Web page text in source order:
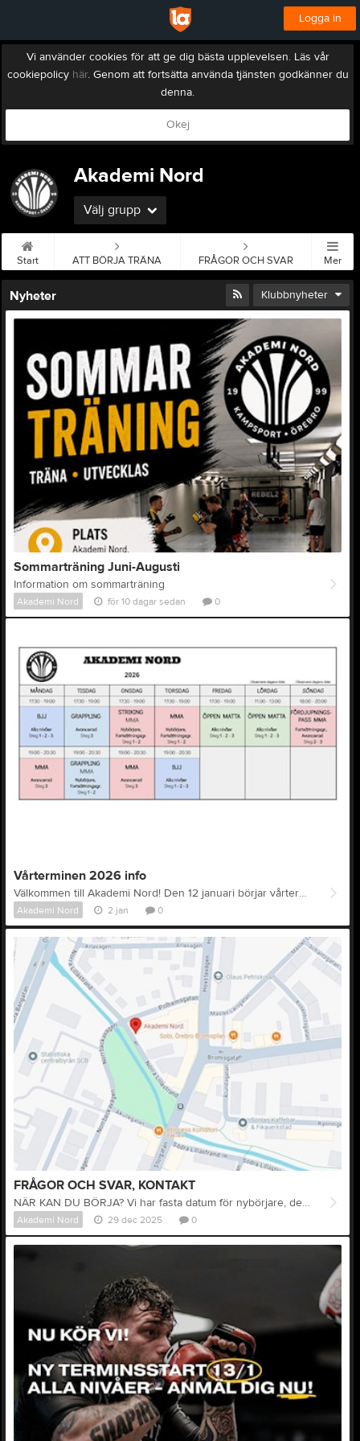
Logga in
Vi använder cookies för att ge dig bästa upplevelsen. Läs vår
cookiepolicy här. Genom att fortsätta använda tjänsten godkänner du
denna.
Okej
Akademi Nord
Välj grupp
Start ATT BÖRJA TRÄNA FRÅGOR OCH SVAR Mer
Nyheter Klubbnyheter
Sommarträning Juni-Augusti
Information om sommarträning
Akademi Nord för 10 dagar sedan 0
Vårterminen 2026 info
Välkommen till Akademi Nord! Den 12 januari börjar vårterminen. Vi förutsätter att alla är taggade och sugna på att utvecklas i sin respektive gren. UPPFÖRANDEKOD - Som alltid gäller vår "Code of conduct". Vi förväntar oss att alla i klubben bemöter varandra med respekt, välvilja och vänlighet. Vi ska utmana varandra, men också stötta varandra. PROVVECKAN för nybörjare/nyinskrivna gäller under den första halvan av terminen. Man får prova alla träningspass där det står “steg 1”. AVGIFTEN ska betalas när man bestämt sig för att börja träna efter provveckan. PRISER 2026: 1500 kr/termin för personer som är 18 år och äldre, och 1000 kr/termin för 17 år och yngre. Klippkort på tio träningspass kostar 700 kr. För närvarande är lättast att betala via Swish (info finns på denna hemsida och på klubben). Under 2026 kommer vi att erbjuda fakturering. Du får träna på alla träningspass som är på din nivå (nybörjare har steg 1-nivå), inklusive gymmet och öppen matta. ÅLDERSGRÄNS är 14 år. Under 16 år är det inte tillåtet med slag/sparkar mot huvudet i sparring bortsett från markering/kontrollerad lätt semikontakt. Man kan låna boxningshjälm. Juniorer (16-17 år) får utöva kontrollerade tekniker/semikontakt, knockout är förbjudet. Vi följer Budoförbundets regler. REGISTRERING - Alla nybörjare, oberoende om de bara vill prova träna i en vecka eller om de vill träna regelbundet, ska registrera sig. Länkar till registreringen finns både på vår hemsida (https://forms.gle/MiqFbQEdSHqKtM2o8) och på anslagstavlan i klubben. Observera att utan registrering får man inte träna. GYMMET - Gymdelen är ombyggd, nu har vi fler kickboxningssäckar än tidigare och mjukare matta. Prova gärna. UTRUSTNING kan man låna under sin första vecka, därefter ska man köpa respektive utrustning. Detta för att skydda sig själv och andra. På hemsidan kan du hitta vad som gäller för respektive gren. Klubben erbjuder olika rabatter, fråga gärna. NÄRVAROREGISTRERING - När man kommer till passet ska man registrera närvaro. Det gör man på en surfplatta som finns på väggen i ingången till träningssalen - eller genom att meddela det till tränaren. Närvaroregistrering är ett krav för att få träna på respektive pass. TRÄNARE - Tränarens ord gäller alltid. På de flesta pass finns både en huvudtränare och en assisterande tränare. De ansvarar för passet och det är deras instruktioner som gäller. Tränarna besvarar frågor och lyssnar på förslag och hjälper dig gärna vid behov. Nu ser vi fram emot en fantastisk termin fylld av kampsport, glädje och utmaningar!
Akademi Nord 2 jan 0
FRÅGOR OCH SVAR, KONTAKT
NÄR KAN DU BÖRJA? Vi har fasta datum för nybörjare, dessa annonseras på vår startsida. Det innebär att du kan börja träna med oss när som helst från det datumet. Efter en månad från startdatumet stänger vi automatiska intag och tar in nya medlemmar endast efter en bedömning. Detta för att undvika för stora skillnader i kunskapsnivåer i nybörjargruppen. FYLL I FORMULÄRET Förutsättningen för att träna hos oss, även under en gratis provvecka, är att du är registrerad. Formuläret finns på laget.se hemsida i form av en länk och en QR-kod. Du kan även komma till klubben och scanna QR-koden för att registrera dig. RESPEKT Allt vi gör utgår från respekt. Respekten för klubben, våra kamrater och våra instruktörer. Vi kommer inte alltid tycka lika, vilja lika eller träna lika men vi är alla lika mycket värda oavsett vad. ÅLDERSGRÄNS För närvarande är vår åldersgräns för träning 14 år. Undantag kan göras efter konsultation med tränare som bedömer ungdomens möjligheter att klara av träningen. Medlemmar under 15 år har vissa restriktioner när det gäller fullkontakt-sparring. Närmare information får ni av tränaren på plats. PROVA-PÅ VECKA Vi erbjuder alltid 1 prova-på vecka. Under den veckan får du träna alla grenar, på alla pass för att se vad du gillar bäst. Det är viktigt att du registrerat dig innan du kommer till ditt första pass. Efter provveckan, om du väljer att fortsätta träna hos oss, förväntar vi oss att du betalar din terminsavgift och köper skyddsutrustning. Du kan även välja att köpa ett klippkort på 10 ggr. KOSTNAD Vi är en förening och därför är våra avgifter delade i två delar. En föreningsavgift och en träningsavgift. Att vara medlem kostar 200 kronor. Träningsavgiften styrs av din ålder. PRISER 2025: 1500 kr/termin för personer som är 18 år och äldre, och 1000 kr/termin för 17 år och yngre. Klippkort på tio träningspass kostar 700 kr. För närvarande är lättast att betala via Swish på klubben. Senare under 2025 kommer vi också att erbjuda fakturering. ALLT INGÅR Som aktiv medlem hos Akademi Nord ingår allt i den avgift du betalar. Träning, gym och öppen matta. Klubben är öppen under ordinarie passa enligt kalander och kan öppna extra under andra tider, detta annonseras i våra medlemskanaler. UTRUSTNING Beroende på gren behöver du olika typer av utrustning men din tränare och klubbkamrater hjälper dig när du väl bestämt dig. Utrustningen köper du lättast via våra samarbetspartners som också erjudera rabatt, fråga på klubben hur du ska göra och hur stor rabatt man kan få. Viss utrutning finns att låna på klubben. VÅRT BÄSTA Som förening är vi aldrig bättre än våra medlemmar gör oss. Vi är tacksamma över all hjälp vi kan få och alla förslag på förbättringar som kan göras. Som medlem är du Akademi Nord. Du är vi. FLER FRÅGOR? Ring oss på 0724-42 52 02 eller maila till styrelsen.akademinord@gmail.com. Du är också välkommen att komma till klubben för att prata med någon av våra intruktörer.
Akademi Nord 29 dec 2025 0